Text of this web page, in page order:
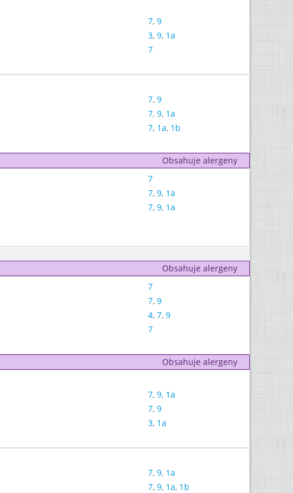
7, 9
3, 9, 1a
7
7, 9
7, 9, 1a
7, 1a, 1b
Obsahuje alergeny
7
7, 9, 1a
7, 9, 1a
Obsahuje alergeny
7
7, 9
4, 7, 9
7
Obsahuje alergeny
7, 9, 1a
7, 9
3, 1a
7, 9, 1a
7, 9, 1a, 1b